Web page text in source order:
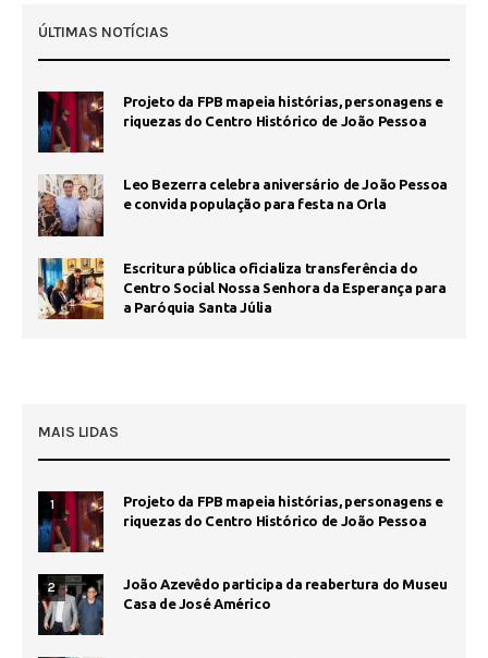
ÚLTIMAS NOTÍCIAS
Projeto da FPB mapeia histórias, personagens e
riquezas do Centro Histórico de João Pessoa
Leo Bezerra celebra aniversário de João Pessoa
e convida população para festa na Orla
Escritura pública oficializa transferência do
Centro Social Nossa Senhora da Esperança para
a Paróquia Santa Júlia
MAIS LIDAS
1
Projeto da FPB mapeia histórias, personagens e
riquezas do Centro Histórico de João Pessoa
2
João Azevêdo participa da reabertura do Museu
Casa de José Américo